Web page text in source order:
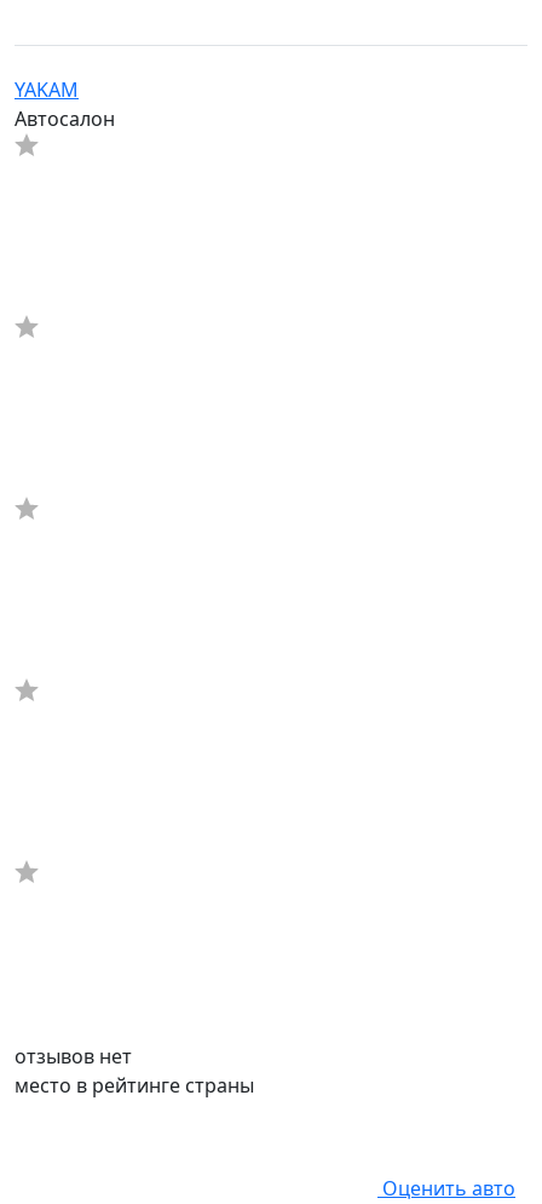
YAKAM
Автосалон
отзывов нет
место в рейтинге страны
Оценить авто